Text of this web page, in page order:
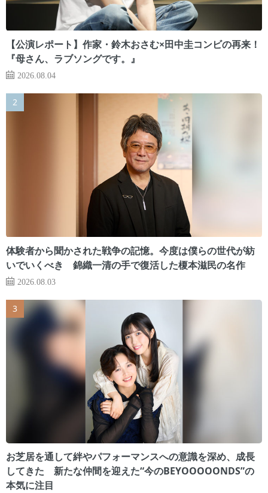
【公演レポート】作家・鈴木おさむ×田中圭コンビの再来！
『母さん、ラブソングです。』
2026.08.04
体験者から聞かされた戦争の記憶。今度は僕らの世代が紡
いでいくべき 錦織一清の手で復活した榎本滋民の名作
2026.08.03
お芝居を通して絆やパフォーマンスへの意識を深め、成長
してきた 新たな仲間を迎えた“今のBEYOOOOONDS”の
本気に注目